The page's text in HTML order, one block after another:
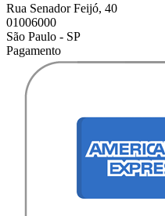
Rua Senador Feijó, 40
01006000
São Paulo - SP
Pagamento